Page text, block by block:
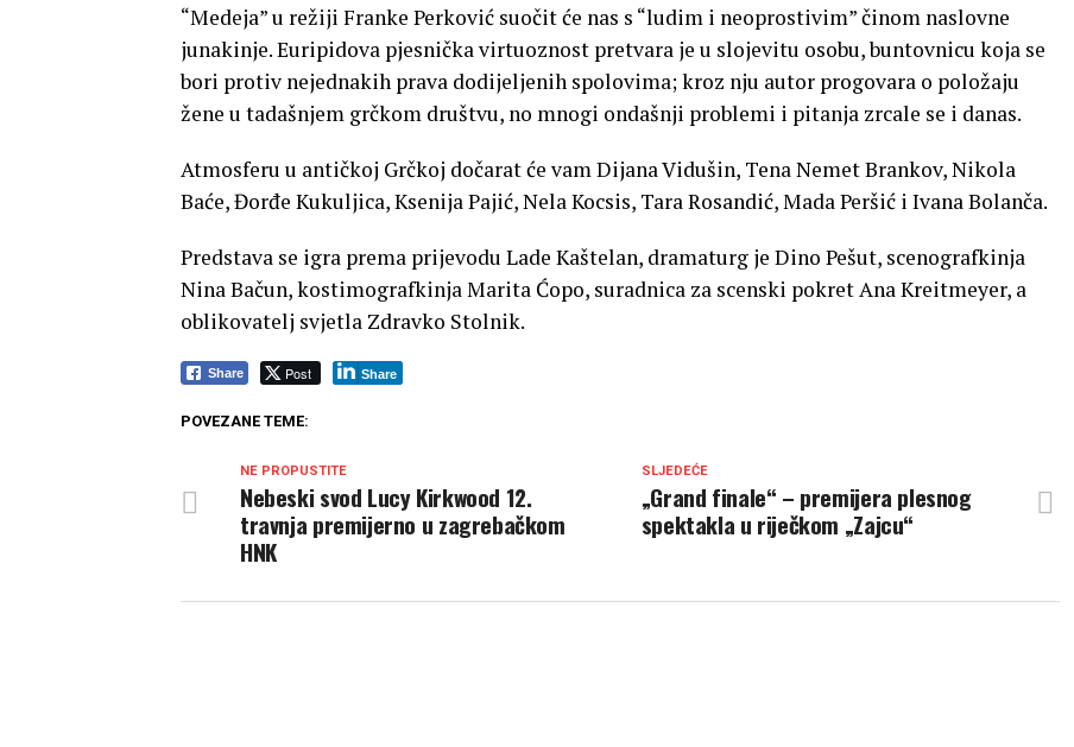
“Medeja” u režiji Franke Perković suočit će nas s “ludim i neoprostivim” činom naslovne
junakinje. Euripidova pjesnička virtuoznost pretvara je u slojevitu osobu, buntovnicu koja se
bori protiv nejednakih prava dodijeljenih spolovima; kroz nju autor progovara o položaju
žene u tadašnjem grčkom društvu, no mnogi ondašnji problemi i pitanja zrcale se i danas.
Atmosferu u antičkoj Grčkoj dočarat će vam Dijana Vidušin, Tena Nemet Brankov, Nikola
Baće, Đorđe Kukuljica, Ksenija Pajić, Nela Kocsis, Tara Rosandić, Mada Peršić i Ivana Bolanča.
Predstava se igra prema prijevodu Lade Kaštelan, dramaturg je Dino Pešut, scenografkinja
Nina Bačun, kostimografkinja Marita Ćopo, suradnica za scenski pokret Ana Kreitmeyer, a
oblikovatelj svjetla Zdravko Stolnik.
Share Post Share
POVEZANE TEME:
SLJEDEĆE
„Grand finale“ – premijera plesnog
spektakla u riječkom „Zajcu“
NE PROPUSTITE
Nebeski svod Lucy Kirkwood 12.
travnja premijerno u zagrebačkom
HNK